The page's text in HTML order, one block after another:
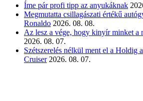
Íme pár profi tipp az anyukáknak
Megmutatta csillagászati értékű
Ronaldo 2026. 08. 08.
Az lesz a vége, hogy kinyír minket a
2026. 08. 07.
Szétszerelés nélkül ment el a Holdig
Cruiser 2026. 08. 07.